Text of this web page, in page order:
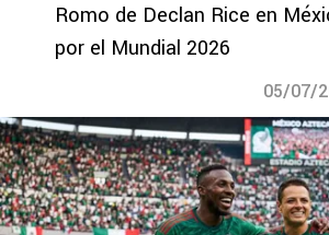
Romo de Declan Rice en
por el Mundial 2026
05/07/